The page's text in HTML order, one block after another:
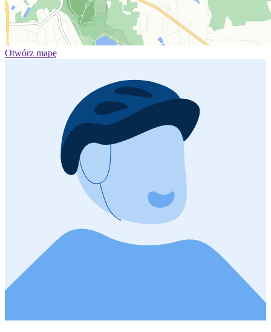
Otwórz mapę